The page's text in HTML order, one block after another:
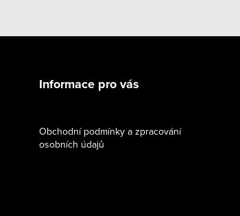
Informace pro vás
Obchodní podmínky a zpracování
osobních údajů